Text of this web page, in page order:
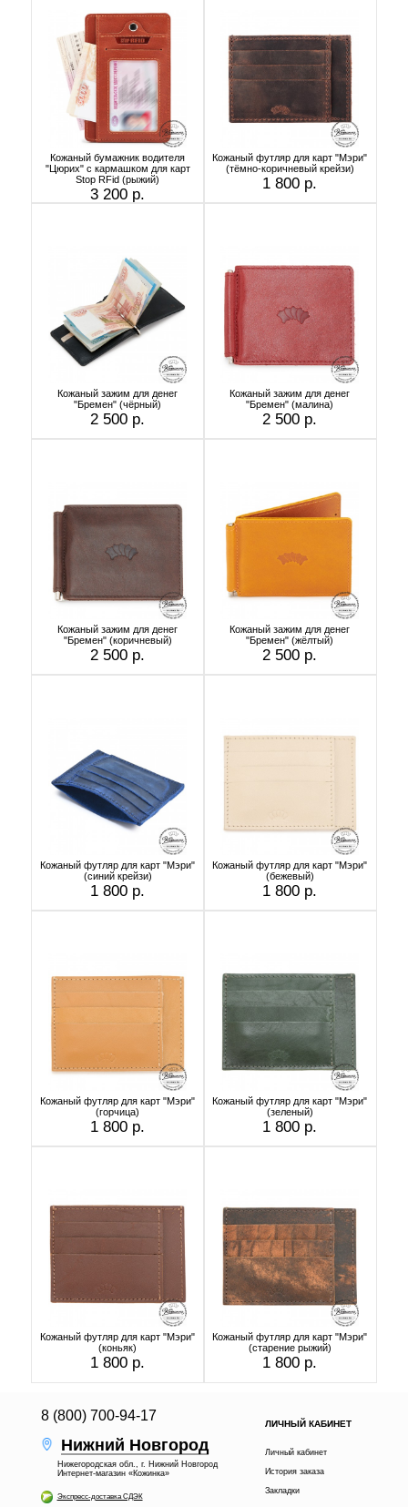
Кожаный бумажник водителя
"Цюрих" с кармашком для карт
Stop RFid (рыжий)
3 200 р.
Кожаный футляр для карт "Мэри"
(тёмно-коричневый крейзи)
1 800 р.
Кожаный зажим для денег
"Бремен" (чёрный)
2 500 р.
Кожаный зажим для денег
"Бремен" (малина)
2 500 р.
Кожаный зажим для денег
"Бремен" (коричневый)
2 500 р.
Кожаный зажим для денег
"Бремен" (жёлтый)
2 500 р.
Кожаный футляр для карт "Мэри"
(синий крейзи)
1 800 р.
Кожаный футляр для карт "Мэри"
(бежевый)
1 800 р.
Кожаный футляр для карт "Мэри"
(горчица)
1 800 р.
Кожаный футляр для карт "Мэри"
(зеленый)
1 800 р.
Кожаный футляр для карт "Мэри"
(коньяк)
1 800 р.
Кожаный футляр для карт "Мэри"
(старение рыжий)
1 800 р.
8 (800) 700-94-17
Нижний Новгород
Нижегородская обл., г. Нижний Новгород
Интернет-магазин «Кожинка»
Экспресс-доставка СДЭК
ЛИЧНЫЙ КАБИНЕТ
Личный кабинет
История заказа
Закладки